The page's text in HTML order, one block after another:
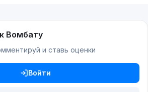
Вомбату
и ставь оценки
Войти